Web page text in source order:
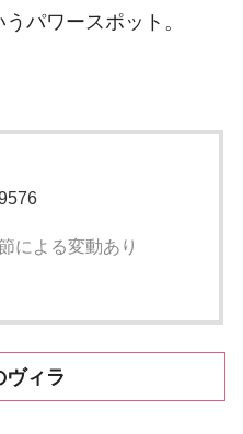
パワースポット。
による変動あり
ヴィラ